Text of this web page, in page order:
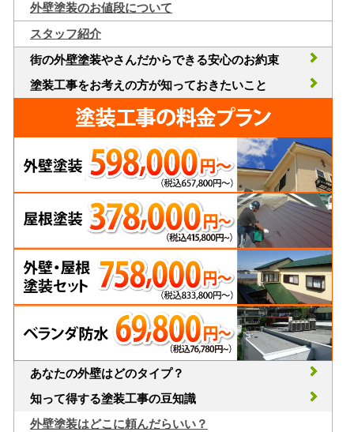
外壁塗装のお値段について
スタッフ紹介
街の外壁塗装やさんだからできる安心のお約束
塗装工事をお考えの方が知っておきたいこと
あなたの外壁はどのタイプ？
知って得する塗装工事の豆知識
外壁塗装はどこに頼んだらいい？